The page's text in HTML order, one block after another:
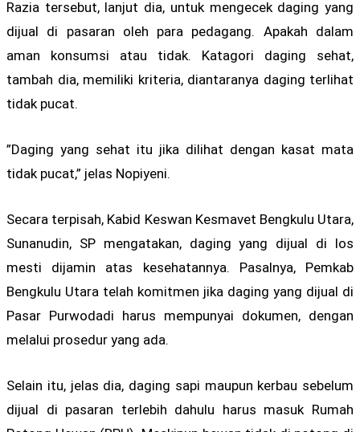
Razia tersebut, lanjut dia, untuk mengecek daging yang
dijual di pasaran oleh para pedagang. Apakah dalam
aman konsumsi atau tidak. Katagori daging sehat,
tambah dia, memiliki kriteria, diantaranya daging terlihat
tidak pucat.
”Daging yang sehat itu jika dilihat dengan kasat mata
tidak pucat,” jelas Nopiyeni.
Secara terpisah, Kabid Keswan Kesmavet Bengkulu Utara,
Sunanudin, SP mengatakan, daging yang dijual di los
mesti dijamin atas kesehatannya. Pasalnya, Pemkab
Bengkulu Utara telah komitmen jika daging yang dijual di
Pasar Purwodadi harus mempunyai dokumen, dengan
melalui prosedur yang ada.
Selain itu, jelas dia, daging sapi maupun kerbau sebelum
dijual di pasaran terlebih dahulu harus masuk Rumah